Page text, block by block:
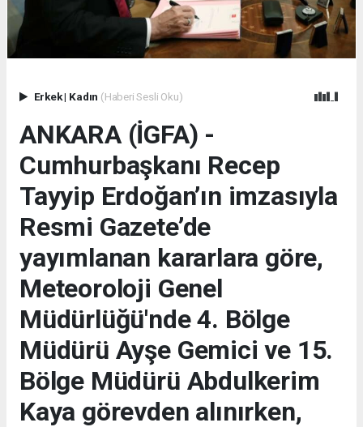
Erkek| Kadın (Haberi Sesli Oku)
ANKARA (İGFA) -
Cumhurbaşkanı Recep
Tayyip Erdoğan’ın imzasıyla
Resmi Gazete’de
yayımlanan kararlara göre,
Meteoroloji Genel
Müdürlüğü'nde 4. Bölge
Müdürü Ayşe Gemici ve 15.
Bölge Müdürü Abdulkerim
Kaya görevden alınırken,